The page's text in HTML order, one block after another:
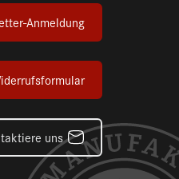
Anmeldung
uns